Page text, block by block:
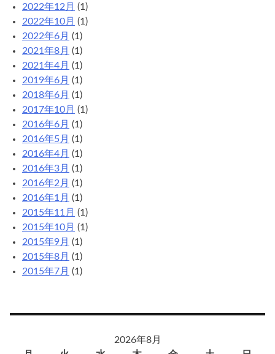
2022年12月 (1)
2022年10月 (1)
2022年6月 (1)
2021年8月 (1)
2021年4月 (1)
2019年6月 (1)
2018年6月 (1)
2017年10月 (1)
2016年6月 (1)
2016年5月 (1)
2016年4月 (1)
2016年3月 (1)
2016年2月 (1)
2016年1月 (1)
2015年11月 (1)
2015年10月 (1)
2015年9月 (1)
2015年8月 (1)
2015年7月 (1)
2026年8月